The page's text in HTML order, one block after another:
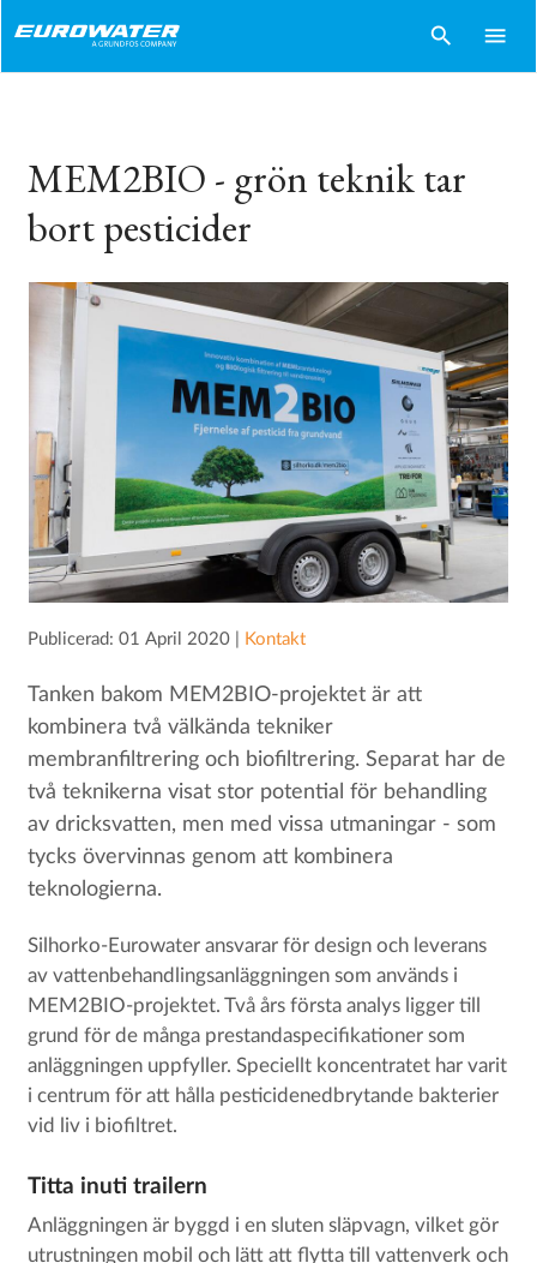
search menu
MEM2BIO - grön teknik tar
bort pesticider
Publicerad: 01 April 2020 | Kontakt
Tanken bakom MEM2BIO-projektet är att
kombinera två välkända tekniker
membranfiltrering och biofiltrering. Separat har de
två teknikerna visat stor potential för behandling
av dricksvatten, men med vissa utmaningar - som
tycks övervinnas genom att kombinera
teknologierna.
Silhorko-Eurowater ansvarar för design och leverans
av vattenbehandlingsanläggningen som används i
MEM2BIO-projektet. Två års första analys ligger till
grund för de många prestandaspecifikationer som
anläggningen uppfyller. Speciellt koncentratet har varit
i centrum för att hålla pesticidenedbrytande bakterier
vid liv i biofiltret.
Titta inuti trailern
Anläggningen är byggd i en sluten släpvagn, vilket gör
utrustningen mobil och lätt att flytta till vattenverk och